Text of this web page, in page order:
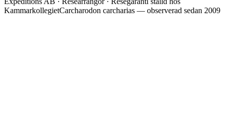
KammarkollegietCarcharodon carcharias — observerad sedan 2009